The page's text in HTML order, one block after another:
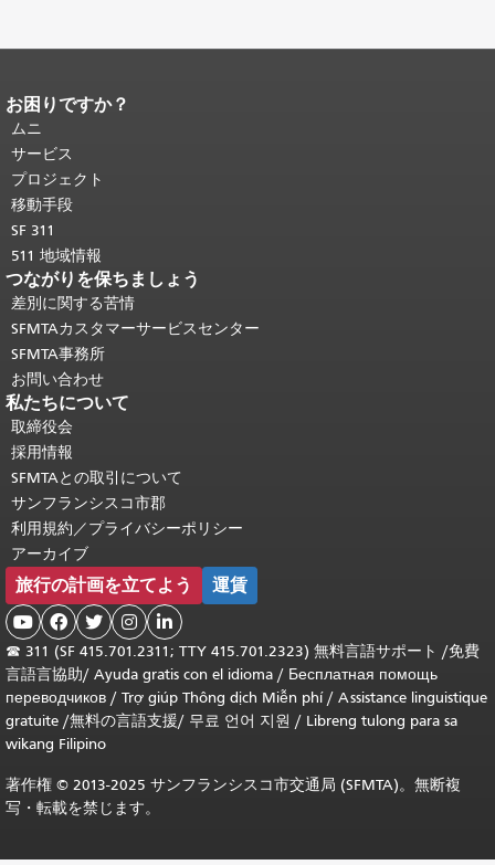
ページコンテンツの終わり。
ジの残りの部分はすべてのページで繰
り返されます。
頭に戻る。
お困りですか？
ムニ
サービス
プロジェクト
移動手段
SF 311
511 地域情報
つながりを保ちましょう
差別に関する苦情
SFMTAカスタマーサービスセンター
SFMTA事務所
お問い合わせ
私たちについて
取締役会
採用情報
SFMTAとの取引について
サンフランシスコ市郡
利用規約／プライバシーポリシー
アーカイブ
旅行の計画を立てよう 運賃
    
☎ 311 (SF 415.701.2311; TTY 415.701.2323) 無料言語サポート /免費
言語言協助/ Ayuda gratis con el idioma / Бесплатная помощь
переводчиков / Trợ giúp Thông dịch Miễn phí/ Assistance linguistique
gratuite /無料の言語支援/ 무료 언어 지원 / Libreng tulong para sa
wikang Filipino
著作権 © 2013-2025 サンフランシスコ市交通局 (SFMTA)。無断複
写・転載を禁じます。